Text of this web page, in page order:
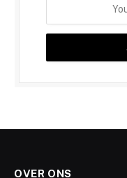
OVER ONS